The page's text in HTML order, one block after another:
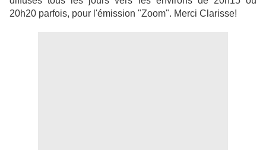
20h20 parfois, pour l'émission "Zoom". Merci Clarisse!